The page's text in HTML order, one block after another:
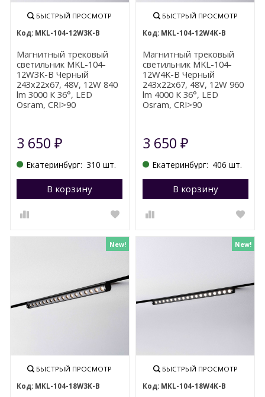
БЫСТРЫЙ ПРОСМОТР
MKL-104-12W3K-B
Магнитный трековый
светильник MKL-104-
12W3K-B Черный
243x22x67, 48V, 12W 840
lm 3000 К 36°, LED
Osram, CRI>90
3 650₽
Екатеринбург: 310 шт.
В корзину Перейти в корзину
БЫСТРЫЙ ПРОСМОТР
MKL-104-12W4K-B
Магнитный трековый
светильник MKL-104-
12W4K-B Черный
243x22x67, 48V, 12W 960
lm 4000 К 36°, LED
Osram, CRI>90
3 650 ₽
Екатеринбург: 406 шт.
В корзину
New!
БЫСТРЫЙ ПРОСМОТР
MKL-104-18W3K-B
New!
БЫСТРЫЙ ПРОСМОТР
MKL-104-18W4K-B